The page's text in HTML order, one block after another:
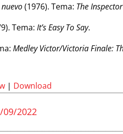
(1976). Tema: The
Tema: It’s Easy To Say.
Medley Victor/Victoria Finale:
| Download
09/2022